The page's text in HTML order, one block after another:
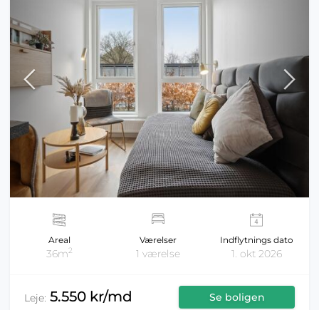
Areal
36m2
Værelser
1 værelse
Indflytnings dato
1. okt 2026
Leje: 5.550 kr/md Se boligen